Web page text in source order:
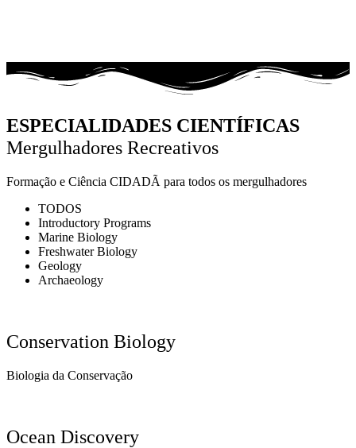
ESPECIALIDADES CIENTÍFICAS
Mergulhadores Recreativos
Formação e Ciência CIDADÃ para todos os mergulhadores
TODOS
Introductory Programs
Marine Biology
Freshwater Biology
Geology
Archaeology
Conservation Biology
Biologia da Conservação
Ocean Discovery